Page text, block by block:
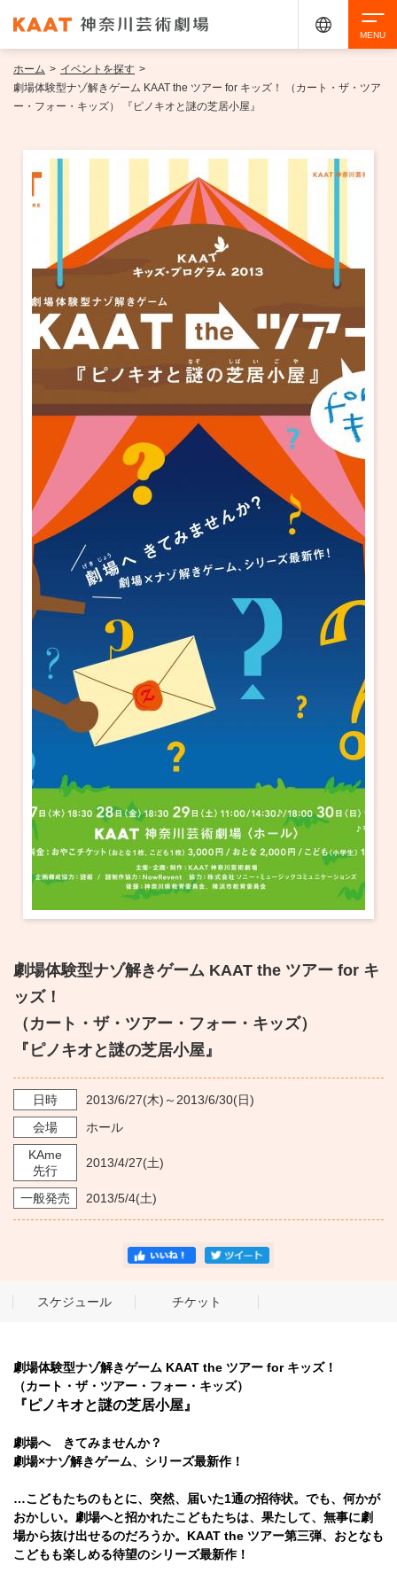
イベントを探す
・ イベント一覧
・ イベントカレンダー
ご来場案内
・ 館内サービス・アクセシビリティ
・ レストラン/カフェ
・ 交通案内
・ よくある質問
KAATについて
・ ミッション
・ 芸術監督
・ 施設概要
・ フロアマップ
・ レストラン/カフェ
KAAT 神奈川芸術劇場
SNS
ホーム > イベントを探す >
劇場体験型ナゾ解きゲーム KAAT the ツアー for キッズ！ （カート・ザ・ツア
ー・フォー・キッズ） 『ピノキオと謎の芝居小屋』
劇場体験型ナゾ解きゲーム KAAT the ツアー for キ
ッズ！
（カート・ザ・ツアー・フォー・キッズ）
『ピノキオと謎の芝居小屋』
日時 2013/6/27(木)～ 2013/6/30(日)
会場
ホール
KAme
先行
2013/4/27(土)
一般発売 2013/5/4(土)
スケジュール チケット
劇場体験型ナゾ解きゲーム KAAT the ツアー for キッズ！
（カート・ザ・ツアー・フォー・キッズ）
『ピノキオと謎の芝居小屋』
劇場へ きてみませんか？
劇場×ナゾ解きゲーム、シリーズ最新作！
…こどもたちのもとに、突然、届いた1通の招待状。でも、何かが
おかしい。劇場へと招かれたこどもたちは、果たして、無事に劇
場から抜け出せるのだろうか。KAAT the ツアー第三弾、おとなも
こどもも楽しめる待望のシリーズ最新作！